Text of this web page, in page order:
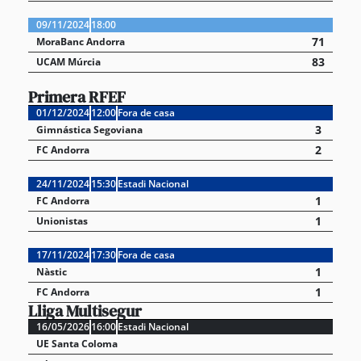
09/11/202418:00
MoraBanc Andorra
71
UCAM Múrcia 83
Primera RFEF
01/12/202412:00Fora de casa
Gimnástica Segoviana
3
FC Andorra 2
24/11/202415:30Estadi Nacional
FC Andorra
1
Unionistas 1
17/11/202417:30Fora de casa
Nàstic
1
FC Andorra 1
Lliga Multisegur
16/05/202616:00Estadi Nacional
UE Santa Coloma